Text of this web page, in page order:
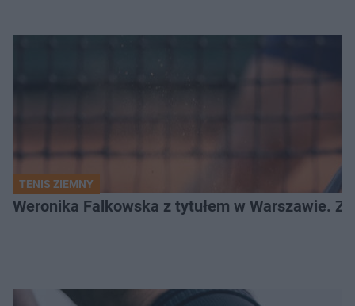
TENIS ZIEMNY
Weronika Falkowska z tytułem w Warszawie.